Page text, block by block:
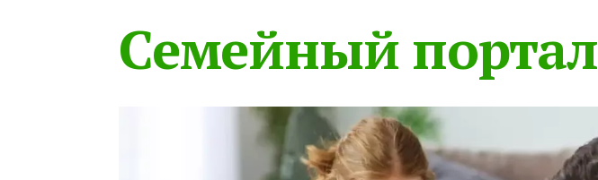
Семейный портал